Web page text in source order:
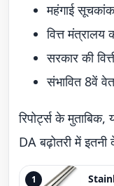
महंगाई
वित्त मंत्रालय
सरकार की
संभावित 8वें
रिपोर्ट्स के
DA बढ़ोतरी में इतनी
1